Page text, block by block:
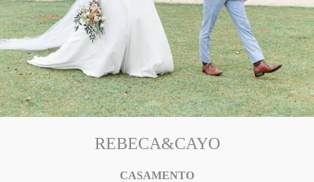
REBECA&CAYO
CASAMENTO